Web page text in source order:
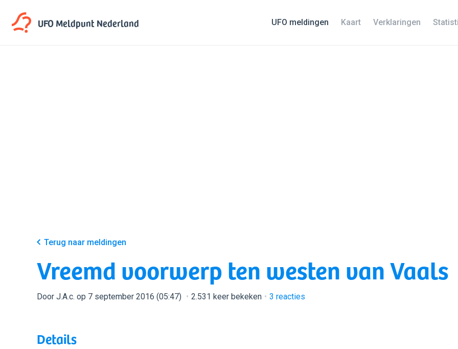
UFO MeldpuntNederland UFO meldingen Kaart Verklaringen
Terug naar meldingen
Vreemd voorwerp ten westen van Vaals
Door J.A.c. op 7 september 2016 (05:47) 2.531 keer bekeken 3 reacties
Details